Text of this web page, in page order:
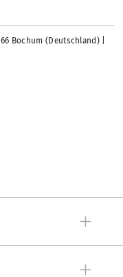
Bochum (Deutschland) |